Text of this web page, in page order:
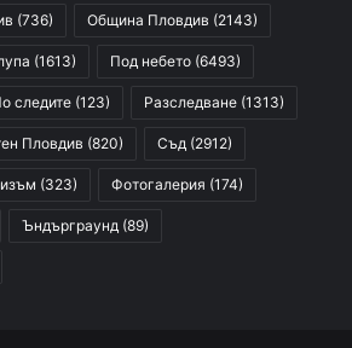
(736) Община Пловдив (2143)
(1613) Под небето (6493)
следите (123) Разследване (1313)
Пловдив (820) Съд (2912)
(323) Фотогалерия (174)
Ъндърграунд (89)